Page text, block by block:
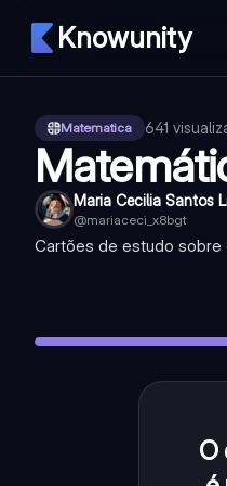
Knowunity
Matematica 641
Maria Cecilia Santos
@mariaceci_x8bgt
Cartões de estudo sobre
O
O que é um número
Qual é o resultado de 5
Qual é o resultado de 10 -